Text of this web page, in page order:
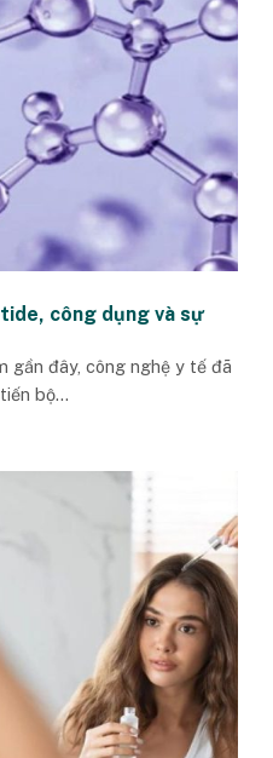
công dụng và sự
gần đây, công nghệ y tế đã
bộ...